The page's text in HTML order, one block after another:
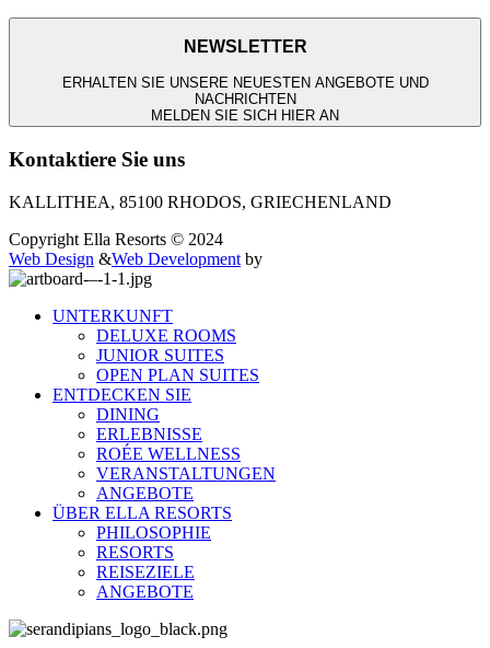
NEWSLETTER
ERHALTEN SIE UNSERE NEUESTEN ANGEBOTE UND
NACHRICHTEN
MELDEN SIE SICH HIER AN
Kontaktiere Sie uns
KALLITHEA, 85100 RHODOS, GRIECHENLAND
Copyright Ella Resorts © 2024
Web Design &Web Development by
UNTERKUNFT
DELUXE ROOMS
JUNIOR SUITES
OPEN PLAN SUITES
ENTDECKEN SIE
DINING
ERLEBNISSE
ROÉE WELLNESS
VERANSTALTUNGEN
ANGEBOTE
ÜBER ELLA RESORTS
PHILOSOPHIE
RESORTS
REISEZIELE
ANGEBOTE